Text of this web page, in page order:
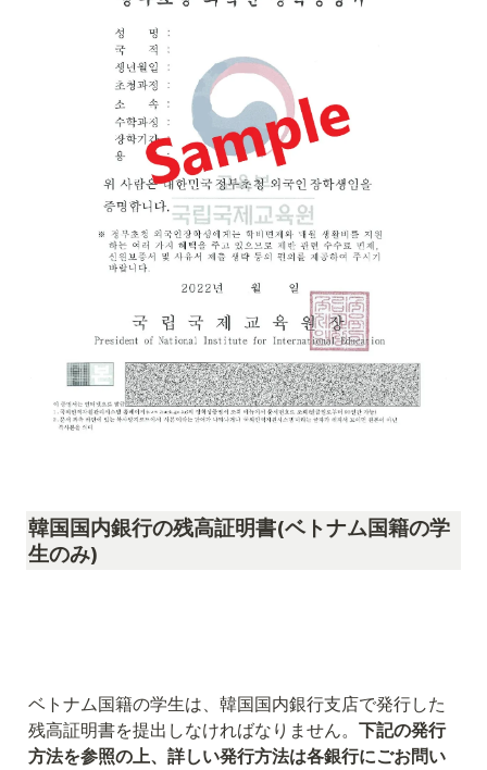
韓国国内銀行の残高証明書(ベトナム国籍の学
生のみ)
ベトナム国籍の学生は、韓国国内銀行支店で発行した
残高証明書を提出しなければなりません。 下記の発行
方法を参照の上、詳しい発行方法は各銀行にごお問い